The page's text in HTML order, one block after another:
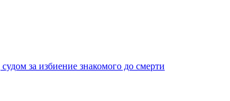
за избиение знакомого до смерти